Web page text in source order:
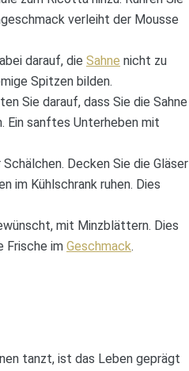
verleiht der Mousse
darauf, die Sahne nicht zu
Spitzen bilden.
Sie darauf, dass Sie die Sahne
Ein sanftes Unterheben mit
Decken Sie die Gläser
im Kühlschrank ruhen. Dies
mit Minzblättern. Dies
Frische im Geschmack.
tanzt, ist das Leben geprägt